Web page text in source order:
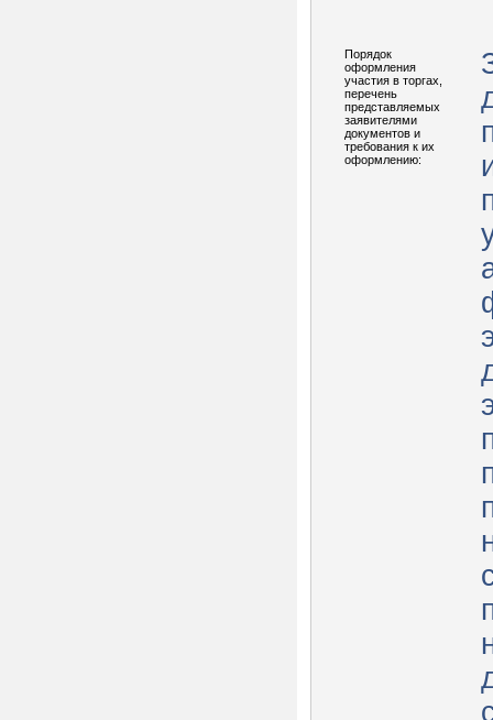
Порядок
оформления
участия в торгах,
перечень
представляемых
заявителями
документов и
требования к их
оформлению: